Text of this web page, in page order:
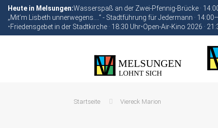
Heute in Melsungen:Wasserspaß an der Zwei-Pfennig-Brücke ·
„Mit’m Lisbeth unnerwegens….“ - Stadtführung für Jedermann ·
•Friedensgebet in der Stadtkirche · 18:30 Uhr•Open-Air-Kino 2026 ·
Startseite Viereck Marion